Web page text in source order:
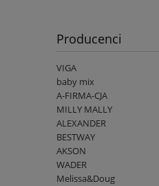
Producenci
VIGA
baby mix
A-FIRMA-CJA
MILLY MALLY
ALEXANDER
BESTWAY
AKSON
WADER
Melissa&Doug